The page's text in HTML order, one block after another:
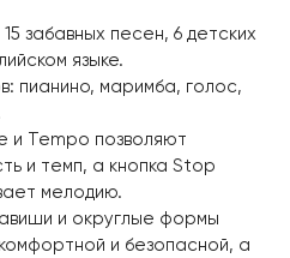
забавных песен, 6 детских
языке.
пианино, маримба, голос,
и Tempo позволяют
и темп, а кнопка Stop
мелодию.
и округлые формы
и безопасной, а